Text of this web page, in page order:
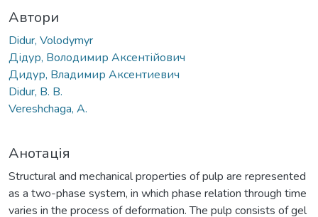
Автори
Didur, Volodymyr
Дідур, Володимир Аксентійович
Дидур, Владимир Аксентиевич
Didur, В. В.
Vereshchaga, A.
Анотація
Structural and mechanical properties of pulp are represented
as a two-phase system, in which phase relation through time
varies in the process of deformation. The pulp consists of gel